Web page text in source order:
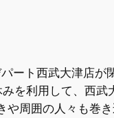
ート西武大津店が
を利用して、西武
や周囲の人々も巻